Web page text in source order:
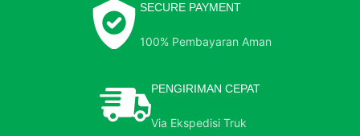
SECURE PAYMENT
100% Pembayaran Aman
PENGIRIMAN CEPAT
Via Ekspedisi Truk